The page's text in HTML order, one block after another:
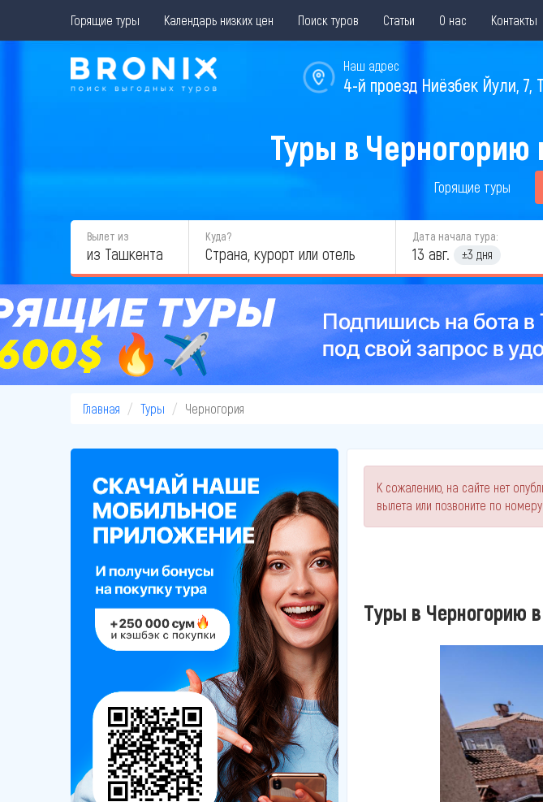
Горящие туры Календарь низких цен Поиск туров Статьи О нас Контакты
Наш адрес
4-й проезд Ниёзбек Йули, 7,
Туры в Черногорию
Горящие туры
Вылет из
из Ташкента
Куда? Дата начала тура:
13 авг. ±3 дня
Главная Туры Черногория
К сожалению, на сайте нет
вылета или позвоните по номеру
Туры в Черногорию